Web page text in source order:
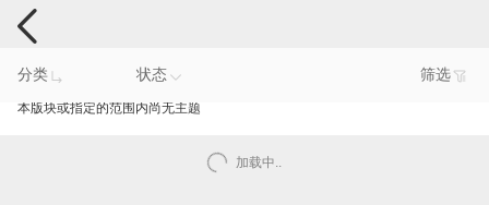
电脑反馈
分类 状态 筛选
本版块或指定的范围内尚无主题
加载中..